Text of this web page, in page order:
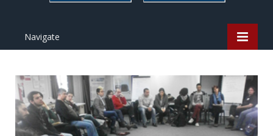
Navigate